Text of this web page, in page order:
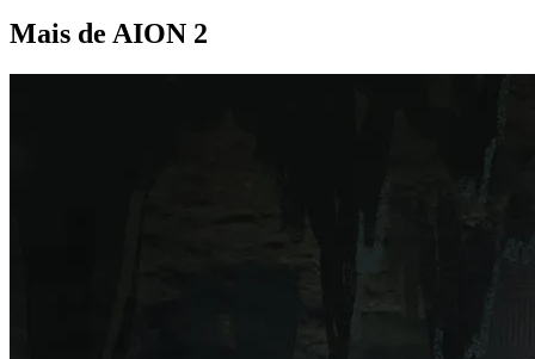
Mais de AION 2